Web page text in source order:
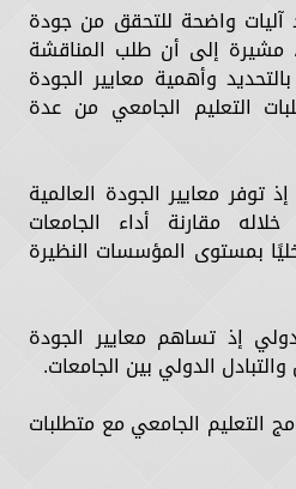
واضحة للتحقق من جودة
مشيرة إلى أن طلب المناقشة
وأهمية معايير الجودة
التعليم الجامعي من عدة
توفر معايير الجودة العالمية
مقارنة أداء الجامعات
بمستوى المؤسسات النظيرة
إذ تساهم معايير الجودة
الدولي بين الجامعات.
التعليم الجامعي مع متطلبات